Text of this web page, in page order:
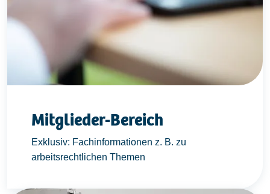
Mitglieder-Bereich
Exklusiv: Fachinformationen z. B. zu
arbeitsrechtlichen Themen